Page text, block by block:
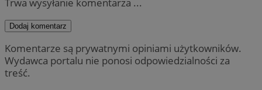
Dodaj komentarz
Komentarze są prywatnymi opiniami użytkowników.
Wydawca portalu nie ponosi odpowiedzialności za
treść.